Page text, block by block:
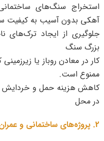
استخراج سنگ‌های ساختمانی
آهکی بدون آسیب به کیفیت
جلوگیری از ایجاد ترک‌های
بزرگ سنگ
کار در معادن روباز یا
ممنوع است.
کاهش هزینه حمل و خردایش
در محل
2. پروژه‌های ساختمانی و عمران